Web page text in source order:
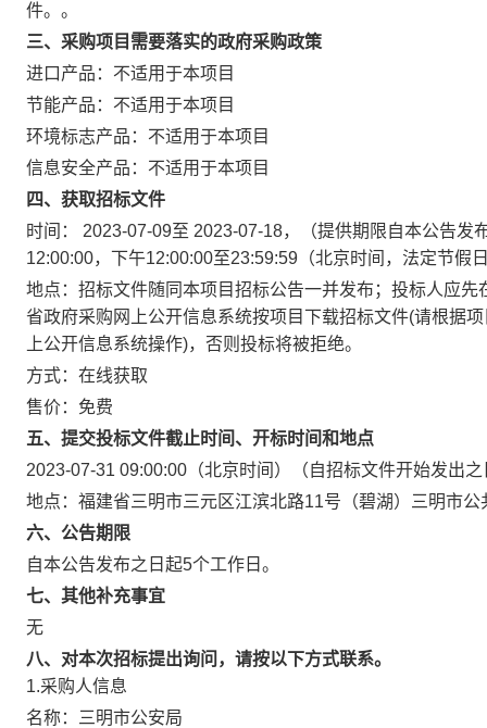
件。。
三、采购项目需要落实的政府采购政策
进口产品： 不适用于本项目
节能产品： 不适用于本项目
环境标志产品： 不适用于本项目
信息安全产品： 不适用于本项目
四、获取招标文件
时间：
2023-07-09至 2023-07-18，（提供期限自本公告发
12:00:00，下午12:00:00至23:59:59 （北京时间，法定节假
地点： 招标文件随同本项目招标公告一并发布；投标人应
省政府采购网上公开信息系统按项目下载招标文件(请根据
上公开信息系统操作)，否则投标将被拒绝。
方式： 在线获取
售价：免费
五、提交投标文件截止时间、开标时间和地点
2023-07-31 09:00:00 （北京时间）（自招标文件开始发出
地点： 福建省三明市三元区江滨北路11号（碧湖）三明市
六、公告期限
自本公告发布之日起5个工作日。
七、其他补充事宜
无
八、对本次招标提出询问，请按以下方式联系。
1.采购人信息
名称：
三明市公安局